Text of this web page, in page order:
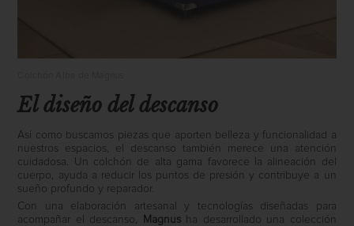
El diseño del descanso
Así como buscamos piezas que aporten belleza y funcionalidad a
nuestros espacios, el descanso también merece una atención
cuidadosa. Un colchón de alta gama favorece la alineación del
cuerpo, ayuda a reducir los puntos de presión y contribuye a un
sueño profundo y reparador.
Con una elaboración artesanal y tecnologías diseñadas para
acompañar el descanso,
Magnusha desarrollado una colección